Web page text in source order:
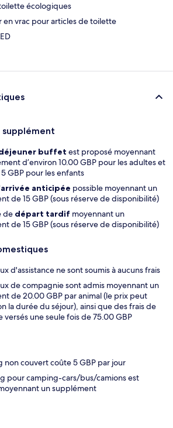
écologiques
en vrac pour articles de toilette
buffet est proposé moyennant
d’environ 10.00 GBP pour les adultes et
GBP pour les enfants
arrivée anticipée possible moyennant un
de 15 GBP (sous réserve de disponibilité)
de départ tardif moyennant un
de 15 GBP (sous réserve de disponibilité)
d'assistance ne sont soumis à aucuns frais
de compagnie sont admis moyennant un
de 20.00 GBP par animal (le prix peut
la durée du séjour), ainsi que des frais de
versés une seule fois de 75.00 GBP
non couvert coûte 5 GBP par jour
pour camping-cars/bus/camions est
un supplément